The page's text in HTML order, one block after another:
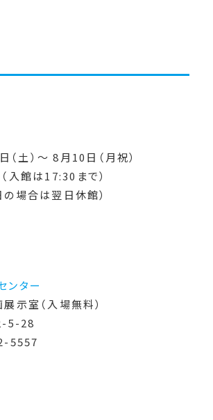
土）～ 8月10日（月祝）
入館は17:30まで）
場合は翌日休館）
ンター
示室（入場無料）
5-28
5557